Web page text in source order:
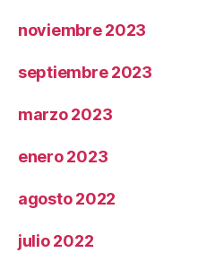
noviembre 2023
septiembre 2023
marzo 2023
enero 2023
agosto 2022
julio 2022